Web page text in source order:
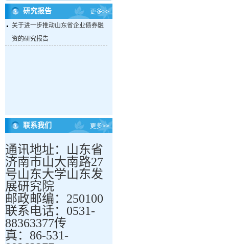
研究报告
更多>>
关于进一步推动山东省企业债券融
资的研究报告
联系我们 更多>>
通讯地址：山东省
济南市山大南路27
号山东大学山东发
展研究院
邮政邮编：250100
联系电话：0531-
88363377传
真：86-531-